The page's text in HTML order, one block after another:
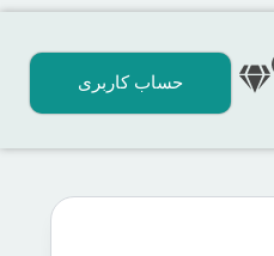
حساب کاربری